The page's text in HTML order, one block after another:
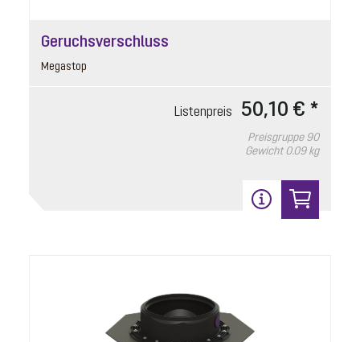
Geruchsverschluss
Megastop
Listenpreis 50,10 € *
Preisgruppe 90
Gewicht 0.09 kg